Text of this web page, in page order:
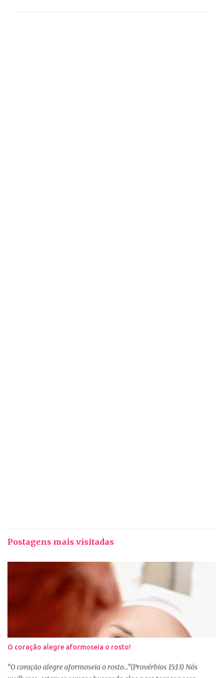
Postagens mais visitadas
O coração alegre aformoseia o rosto!
“O coração alegre aformoseia o rosto...”(Provérbios 15:13) Nós